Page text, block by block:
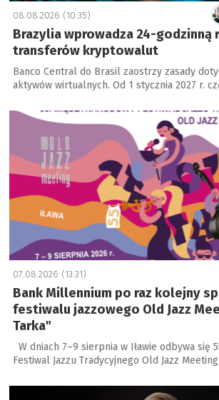
08.08.2026 (10:35)
Brazylia wprowadza 24-godzinną
transferów kryptowalut
Banco Central do Brasil zaostrzy zasady
aktywów wirtualnych. Od 1 stycznia 2027 r.
a
07.08.2026 (13:31)
Bank Millennium po raz kolejny
festiwalu jazzowego Old Jazz
Tarka"
W dniach 7–9 sierpnia w Iławie odbywa się
Festiwal Jazzu Tradycyjnego Old Jazz
a